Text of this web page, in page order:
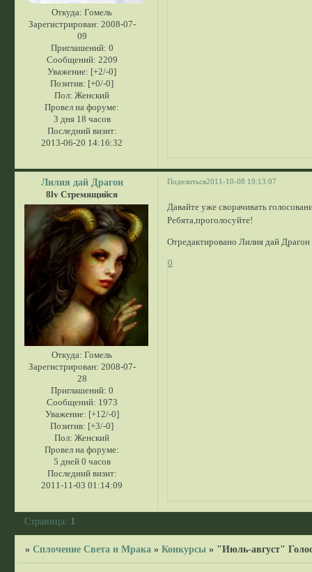
Откуда: Гомель
Зарегистрирован: 2008-07-
09
Приглашений: 0
Сообщений: 2209
Уважение: [+2/-0]
Позитив: [+0/-0]
Пол: Женский
Провел на форуме:
3 дня 18 часов
Последний визит:
2013-06-20 14:16:32
Поделиться2011-10-08 19:13:07
Лилия дай Драгон
8lv Стремящийся
Откуда: Гомель
Зарегистрирован: 2008-07-
28
Приглашений: 0
Сообщений: 1973
Уважение: [+12/-0]
Позитив: [+3/-0]
Пол: Женский
Провел на форуме:
5 дней 0 часов
Последний визит:
2011-11-03 01:14:09
Давайте уже сворачивать
Ребята,проголосуйте!
Отредактировано Лилия дай
0
Страница: 1
»Сплочение Света и Мрака »Конкурсы » "Июль-август"